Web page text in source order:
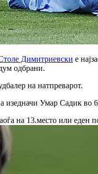
Димитриевски е
одбрани.
на натпреварот.
изедначи Умар Садик во
на 13.место или еден